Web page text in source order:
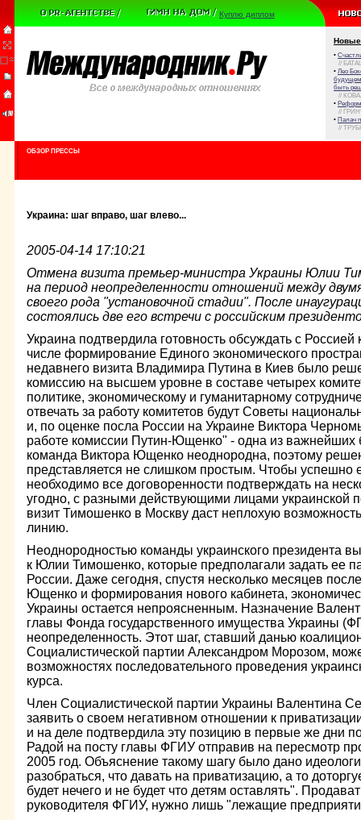
Куплю диплом
Новые
•
//
• Лео
будущем
быть
//
•
//
• Палач
//
ОБЗОР ПРЕССЫ
Украина: шаг вправо, шаг влево...
2005-04-14 17:10:21
Отмена визита премьер-министра Украины Юлии
на период неопределенности отношений между
своего рода "установочной стадии". После
состоялись две его встречи с российским
Украина подтвердила готовность обсуждать с
числе формирование Единого экономического
недавнего визита Владимира Путина в Киев было
комиссию на высшем уровне в составе четырех
политике, экономическому и гуманитарному
отвечать за работу комитетов будут Советы
и, по оценке посла России на Украине Виктора
работе комиссии Путин-Ющенко" - одна из важнейших
команда Виктора Ющенко неоднородна, поэтому
представляется не слишком простым. Чтобы успешно
необходимо все договоренности подтверждать на
угодно, с разными действующими лицами украинской
визит Тимошенко в Москву даст неплохую
линию.
Неоднородностью команды украинского президента
к Юлии Тимошенко, которые предполагали задать ее
России. Даже сегодня, спустя несколько месяцев
Ющенко и формирования нового кабинета,
Украины остается непроясненным. Назначение
главы Фонда государственного имущества Украины
неопределенность. Этот шаг, ставший данью
Социалистической партии Александром Морозом,
возможностях последовательного проведения
курса.
Член Социалистической партии Украины Валентина
заявить о своем негативном отношении к
и на деле подтвердила эту позицию в первые же дни
Радой на посту главы ФГИУ отправив на пересмотр
2005 год. Объяснение такому шагу было дано
разобраться, что давать на приватизацию, а то
будет нечего и не будет что детям оставлять".
руководителя ФГИУ, нужно лишь "лежащие